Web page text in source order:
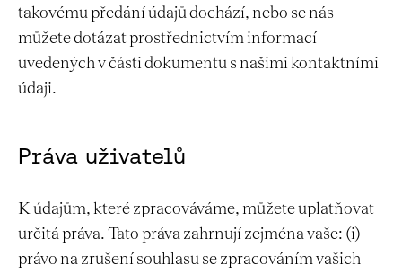
takovému předání údajů dochází, nebo se nás
můžete dotázat prostřednictvím informací
uvedených v části dokumentu s našimi kontaktními
údaji.
Práva uživatelů
K údajům, které zpracováváme, můžete uplatňovat
určitá práva. Tato práva zahrnují zejména vaše: (i)
právo na zrušení souhlasu se zpracováním vašich